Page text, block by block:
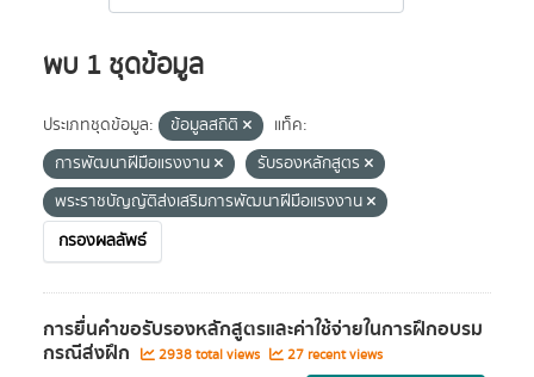
พบ 1 ชุดข้อมูล
ประเภทชุดข้อมูล: ข้อมูลสถิติ
แท็ค:
การพัฒนาฝีมือแรงงาน
รับรองหลักสูตร
พระราชบัญญัติส่งเสริมการพัฒนาฝีมือแรงงาน
กรองผลลัพธ์
การยื่นคำขอรับรองหลักสูตรและค่าใช้จ่ายในการฝึกอบรม
กรณีส่งฝึก 2938 total views 27 recent views